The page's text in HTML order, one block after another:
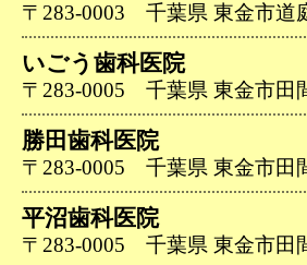
〒283-0003 千葉県 東金市道
いごう歯科医院
〒283-0005 千葉県 東金市田
勝田歯科医院
〒283-0005 千葉県 東金市田
平沼歯科医院
〒283-0005 千葉県 東金市田